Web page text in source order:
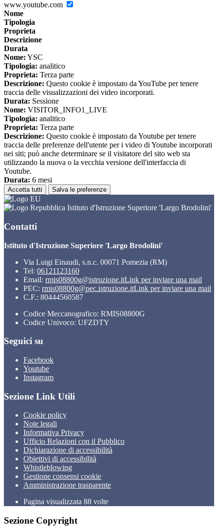
www.youtube.com
Nome
Tipologia
Proprieta
Descrizione
Durata
Nome: YSC
Tipologia: analitico
Proprieta: Terza parte
Descrizione: Questo cookie è impostato da YouTube per tenere
traccia delle visualizzazioni dei video incorporati.
Durata: Sessione
Nome: VISITOR_INFO1_LIVE
Tipologia: analitico
Proprieta: Terza parte
Descrizione: Questo cookie è impostato da Youtube per tenere
traccia delle preferenze dell'utente per i video di Youtube incorporati
nei siti; può anche determinare se il visitatore del sito web sta
utilizzando la nuova o la vecchia versione dell'interfaccia di
Youtube.
Durata: 6 mesi
Accetta tutti Salva le preferenze
Istituto d'Istruzione Superiore 'Largo Brodolini'
Contatti
Istituto d'Istruzione Superiore 'Largo Brodolini'
Via Luigi Einaudi, s.n.c. 00071 Pomezia (RM)
Tel: 06121123160
Email: rmis08800g@istruzione.itLink per inviare una mail
PEC: rmis08800g@pec.istruzione.itLink per inviare una mail
C.F.: 80444560587
Codice Meccanografico: RMIS08800G
Codice Univoco: UFZDTY
Seguici su
Facebook
Youtube
Instagram
Sezione Link Utili
Cookie policy
Note legali
Informativa Privacy
Ufficio Relazioni con il Pubblico
Dichiarazione di accessibilità
Obiettivi di accessibilità
Whistleblowing
Gestione consensi cookie
Amministrazione trasparente
Pagina visualizzata 88 volte
Sezione Copyright